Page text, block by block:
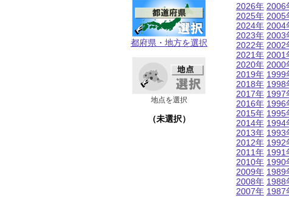
都府県・地方を選択
地点を選択
（未選択）
2026年
2025年
2024年
2023年
2022年
2021年
2020年
2019年
2018年
2017年
2016年
2015年
2014年
2013年
2012年
2011年
2010年
2009年
2008年
2007年
2006
2005
2004
2003
2002
2001
2000
1999
1998
1997
1996
1995
1994
1993
1992
1991
1990
1989
1988
1987